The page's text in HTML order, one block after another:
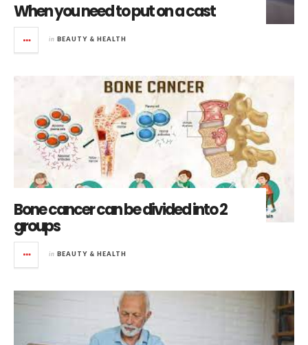
When you need to put on a cast
in BEAUTY & HEALTH
Bone cancer can be divided into 2
groups
in BEAUTY & HEALTH